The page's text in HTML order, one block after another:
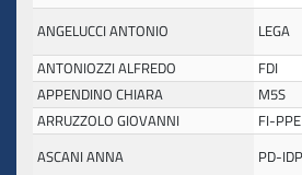
ANGELUCCI ANTONIO
LEGA
ANTONIOZZI ALFREDO
FDI
APPENDINO CHIARA
M5S
ARRUZZOLO GIOVANNI
FI-PPE
ASCANI ANNA
PD-IDP